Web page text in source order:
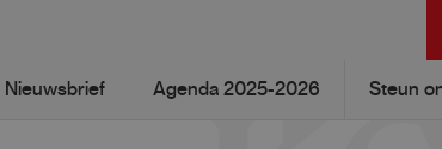
Nieuwsbrief Agenda 2025-2026 Steun